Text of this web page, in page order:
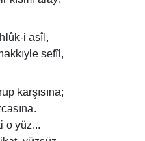
i asîl,
sefîl,
karşısına;
o yüz...